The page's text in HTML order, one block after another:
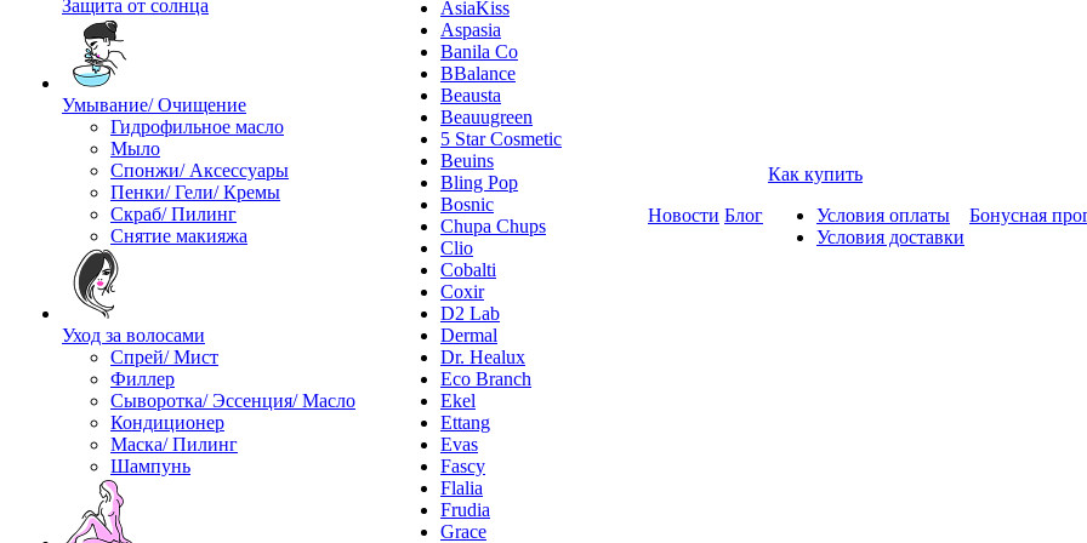
Защита от солнца
Умывание/ Очищение
Гидрофильное масло
Мыло
Спонжи/ Аксессуары
Пенки/ Гели/ Кремы
Скраб/ Пилинг
Снятие макияжа
Уход за волосами
Спрей/ Мист
Филлер
Сыворотка/ Эссенция/ Масло
Кондиционер
Маска/ Пилинг
Шампунь
AsiaKiss
Aspasia
Banila Co
BBalance
Beausta
Beauugreen
5 Star Cosmetic
Beuins
Bling Pop
Bosnic
Chupa Chups
Clio
Cobalti
Coxir
D2 Lab
Dermal
Dr. Healux
Eco Branch
Ekel
Ettang
Evas
Fascy
Flalia
Frudia
Grace
Новости Блог
Как купить
Условия оплаты
Условия доставки
Бонусная